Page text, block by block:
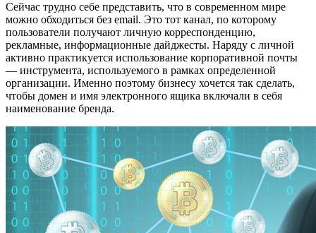
Сейчас трудно себе представить, что в современном мире
можно обходиться без email. Это тот канал, по которому
пользователи получают личную корреспонденцию,
рекламные, информационные дайджесты. Наряду с личной
активно практикуется использование корпоративной почты
— инструмента, используемого в рамках определенной
организации. Именно поэтому бизнесу хочется так сделать,
чтобы домен и имя электронного ящика включали в себя
наименование бренда.